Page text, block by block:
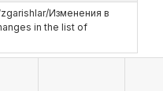
Изменения в
in the list of